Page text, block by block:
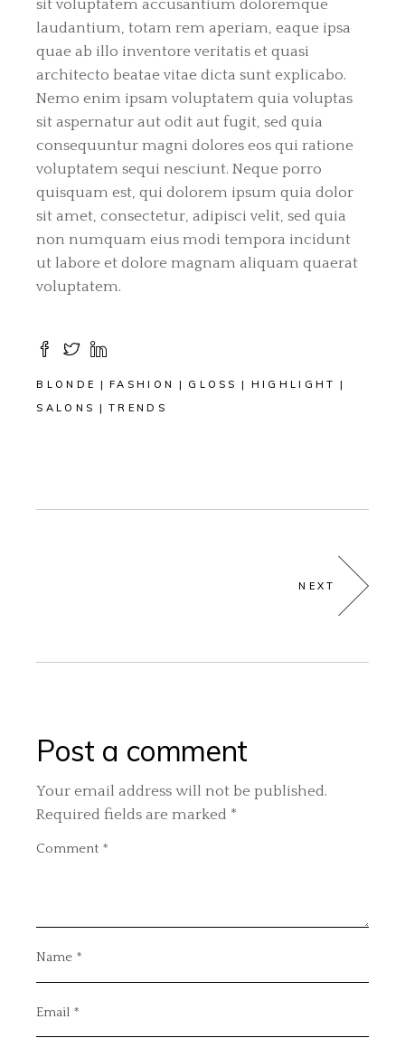
sit voluptatem accusantium doloremque
laudantium, totam rem aperiam, eaque ipsa
quae ab illo inventore veritatis et quasi
architecto beatae vitae dicta sunt explicabo.
Nemo enim ipsam voluptatem quia voluptas
sit aspernatur aut odit aut fugit, sed quia
consequuntur magni dolores eos qui ratione
voluptatem sequi nesciunt. Neque porro
quisquam est, qui dolorem ipsum quia dolor
sit amet, consectetur, adipisci velit, sed quia
non numquam eius modi tempora incidunt
ut labore et dolore magnam aliquam quaerat
voluptatem.
BLONDE FASHION GLOSS
HIGHLIGHT
SALONS
TRENDS
NEXT
Post a comment
Your email address will not be published.
Required fields are marked *